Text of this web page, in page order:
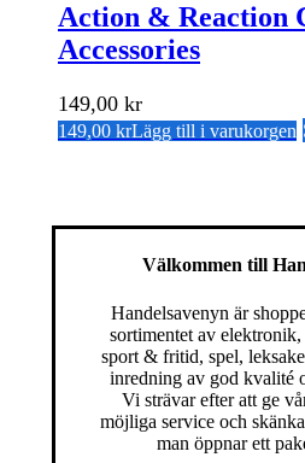
Action & Reaction
Accessories
149,00 kr
149,00 krLägg till i varukorgen
Välkommen till
Handelsavenyn är
sortimentet av
sport & fritid, spel,
inredning av god kvalité
Vi strävar efter att ge
möjliga service och
man öppnar ett